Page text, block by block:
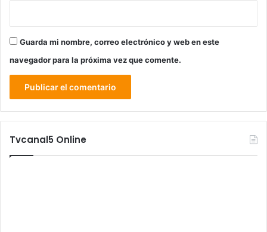
Guarda mi nombre, correo electrónico y web en este
navegador para la próxima vez que comente.
Tvcanal5 Online